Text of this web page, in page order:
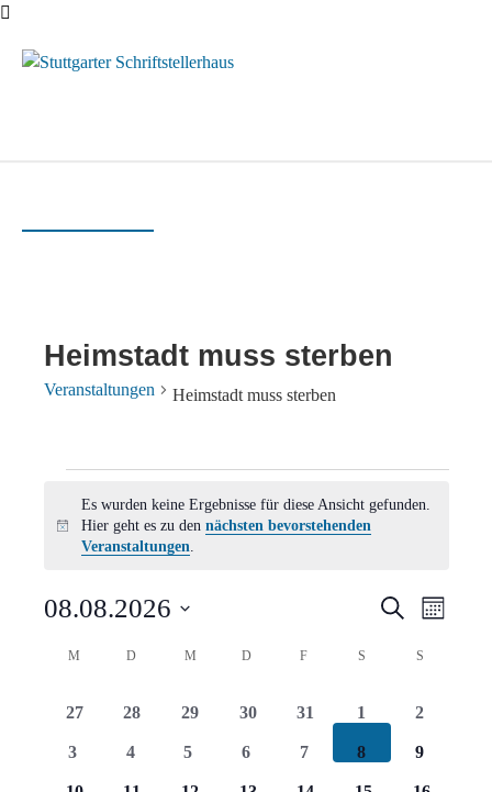
Heimstadt muss sterben
Veranstaltungen Heimstadt muss sterben
Hinweis
Es wurden keine Ergebnisse für diese Ansicht gefunden.
Hier geht es zu den nächsten bevorstehenden
Veranstaltungen.
Suche
SucheMonat
08.08.2026
Kalender
von
Veranstaltungen
M MONTAG
DDIENSTAG
M MITTWOCH
D DONNERSTAG
F FREITAGS SAMSTAG
S
0
27
0
28
0
29
0
30
0
31
0
1
0
2
0
3
0
4
0
5
0
6
0
7
0
8
0
9